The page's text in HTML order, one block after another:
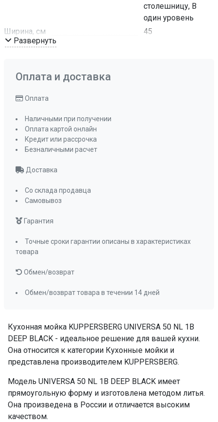
столешницу, В
один уровень
Ширина, см
45
Глубина, см
ПРОМО Скидка
Развернуть
Кухонная мойка KUPPERSBERG UNIVERSA 50 NL 1B
DEEP BLACK - идеальное решение для вашей кухни.
Она относится к категории Кухонные мойки и
представлена производителем KUPPERSBERG.
Модель UNIVERSA 50 NL 1B DEEP BLACK имеет
прямоугольную форму и изготовлена методом литья.
Она произведена в России и отличается высоким
качеством.
Оплата и доставка
Оплата
Наличными при получении
Оплата картой онлайн
Кредит или рассрочка
Безналичными расчет
Доставка
Со склада продавца
Самовывоз
Гарантия
Точные сроки гарантии описаны в характеристиках
товара
Обмен/возврат
Обмен/возврат товара в течении 14 дней